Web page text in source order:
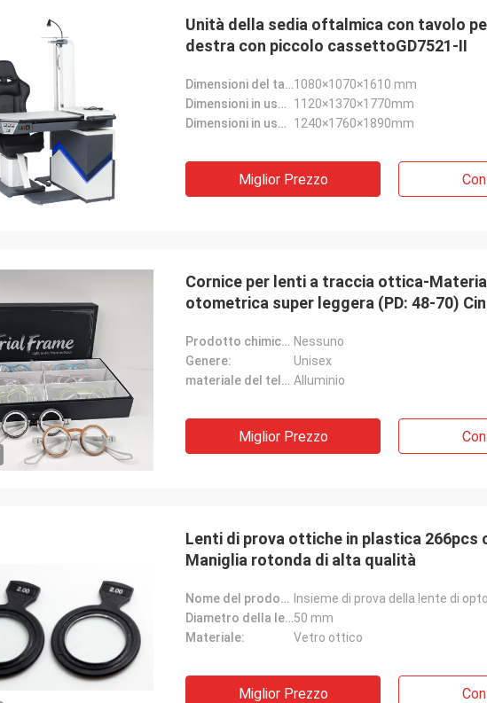
Unità della sedia oftalmica con tavolo
destra con piccolo cassettoGD7521-II
Dimensioni del tavolo:1080×1070×1610 mm
Dimensioni in uso (con sedia):
1120×1370×1770mm
Dimensioni in uso (piano del tavolo aperto con sedia):
1240×1760×1890mm
Miglior Prezzo
Cornice per lenti a traccia ottica-
otometrica super leggera (PD: 48-70)
Prodotto chimico altamente preoccupante: Nessuno
Genere:
Unisex
materiale del telaio: Alluminio
Miglior Prezzo
Lenti di prova ottiche in plastica 266pcs
Maniglia rotonda di alta qualità
Nome del prodotto:
Insieme di prova della lente di
Diametro della lente:50 mm
Materiale:
Vetro ottico
Miglior Prezzo